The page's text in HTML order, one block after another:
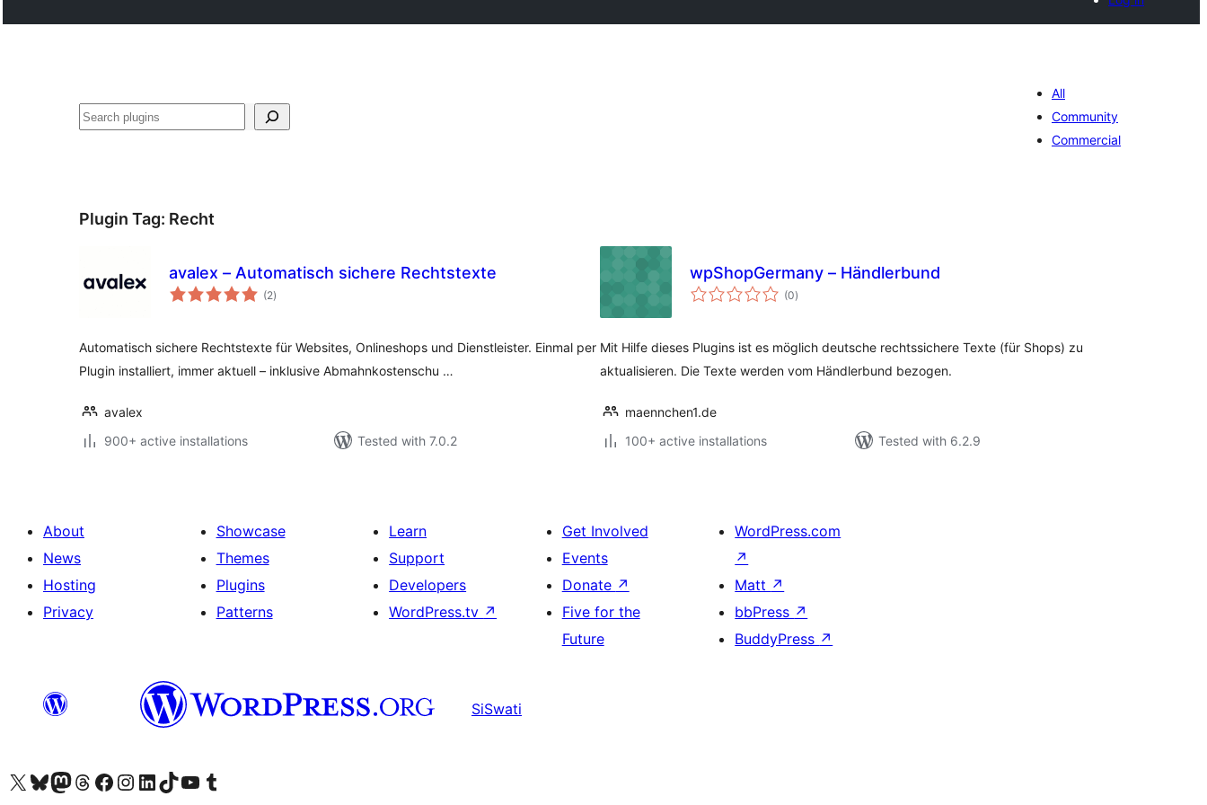
Search
All
Community
Commercial
Plugin Tag: Recht
avalex – Automatisch sichere Rechtstexte
(2total
ratings
)
Automatisch sichere Rechtstexte für Websites, Onlineshops und Dienstleister. Einmal per
Plugin installiert, immer aktuell – inklusive Abmahnkostenschu …
avalex
900+ active installations
Tested with 7.0.2
wpShopGermany – Händlerbund
(0total
ratings
)
Mit Hilfe dieses Plugins ist es möglich deutsche rechtssichere Texte (für Shops) zu
aktualisieren. Die Texte werden vom Händlerbund bezogen.
maennchen1.de
100+ active installations
Tested with 6.2.9
About
News
Hosting
Privacy
Showcase
Themes
Plugins
Patterns
Learn
Support
Developers
WordPress.tv ↗
Get Involved
Events
Donate ↗
Five for the
Future
WordPress.com
↗
Matt ↗
bbPress ↗
BuddyPress ↗
SiSwati
Visit our X (formerly Twitter) account
Visit our Bluesky account
Visit our Mastodon account
Visit our Threads account
Visit our Facebook page
Visit our Instagram account
Visit our LinkedIn account
Visit our TikTok account
Visit our YouTube channel
Visit our Tumblr account